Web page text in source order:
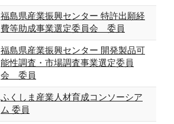
福島県産業振興センター 特許出願経
費等助成事業選定委員会 委員
福島県産業振興センター 開発製品可
能性調査・市場調査事業選定委員
会 委員
ふくしま産業人材育成コンソーシア
ム 委員